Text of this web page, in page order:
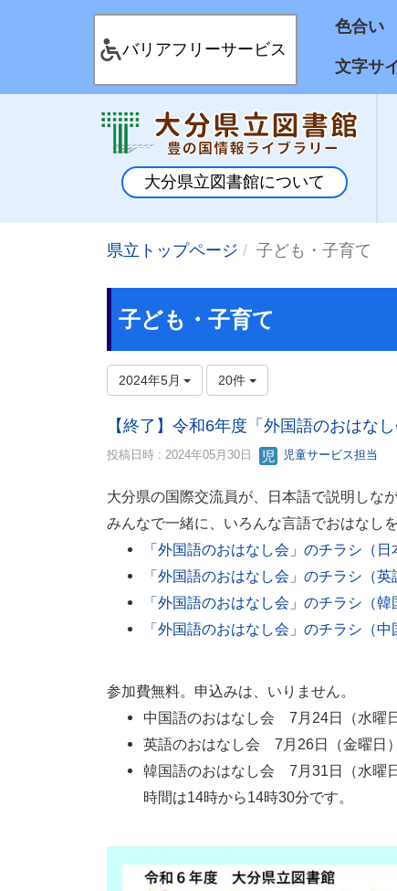
バリアフリーサービス
色合
文字サ
大分県立図書館について
県立トップページ 子ども・子育て
子ども・子育て
2024年5月 20件
【終了】令和6年度「外国語のおはなし
投稿日時 : 2024年05月30日 児童サービス担当
大分県の国際交流員が、日本語で説明しな
みんなで一緒に、いろんな言語でおはなし
「外国語のおはなし会」のチラシ（
「外国語のおはなし会」のチラシ（
「外国語のおはなし会」のチラシ（
「外国語のおはなし会」のチラシ（
参加費無料。申込みは、いりません。
中国語のおはなし会 7月24日（水曜日
英語のおはなし会 7月26日（金曜日）
韓国語のおはなし会 7月31日（水曜日
時間は14時から14時30分です。